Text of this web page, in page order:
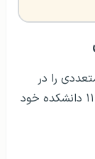
را در
مقاطع کارشناسی، کارشناسی ارشد و دکترا در ۱۱ دانشکده خود